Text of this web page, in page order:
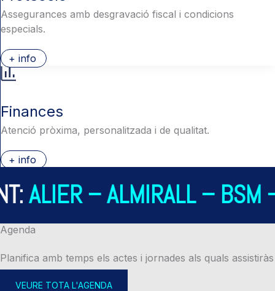
Assegurances amb desgravació fiscal i condicions
especials.
+ info
Finances
Atenció pròxima, personalitzada i de qualitat.
+ info
– ALMIRALL – BSM –
Agenda
Planifica amb temps els actes i jornades als quals assistiràs
VEURE TOTA L'AGENDA